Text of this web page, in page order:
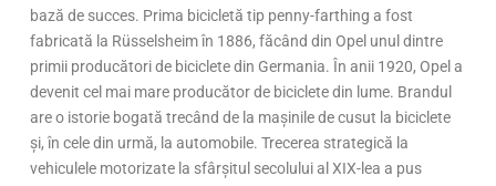
bază de succes. Prima bicicletă tip penny-farthing a fost
fabricată la Rüsselsheim în 1886, făcând din Opel unul dintre
primii producători de biciclete din Germania. În anii 1920, Opel a
devenit cel mai mare producător de biciclete din lume. Brandul
are o istorie bogată trecând de la mașinile de cusut la biciclete
și, în cele din urmă, la automobile. Trecerea strategică la
vehiculele motorizate la sfârșitul secolului al XIX-lea a pus